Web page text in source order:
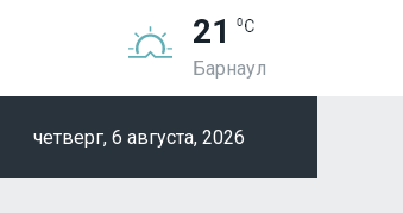
21
Барнаул
четверг, 6 августа, 2026